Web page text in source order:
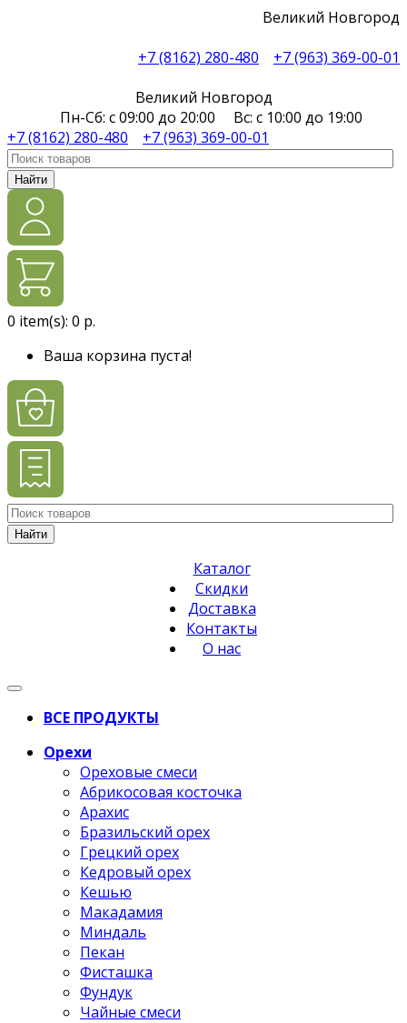
Великий Новгород
+7 (8162) 280-480
+7 (963) 369-00-01
Великий Новгород
Пн-Сб: с 09:00 до 20:00 Вс: с 10:00 до 19:00
+7 (8162) 280-480
+7 (963) 369-00-01
Найти
0 item(s): 0 р.
Ваша корзина пуста!
Найти
Каталог
Скидки
Доставка
Контакты
О нас
ВСЕ ПРОДУКТЫ
Орехи
Ореховые смеси
Абрикосовая косточка
Арахис
Бразильский орех
Грецкий орех
Кедровый орех
Кешью
Макадамия
Миндаль
Пекан
Фисташка
Фундук
Чайные смеси